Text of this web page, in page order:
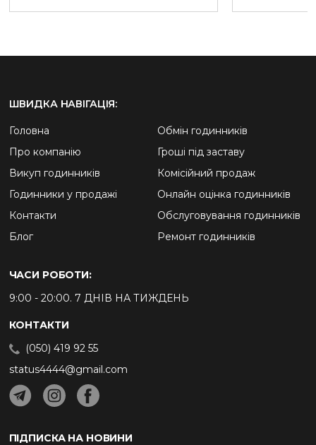
ШВИДКА НАВІГАЦІЯ:
Головна
Про компанію
Викуп годинників
Годинники у продажі
Контакти
Блог
Обмін годинників
Гроші під заставу
Комісійний продаж
Онлайн оцінка годинників
Обслуговування годинників
Ремонт годинників
ЧАСИ РОБОТИ:
9:00 - 20:00. 7 ДНІВ НА ТИЖДЕНЬ
КОНТАКТИ
(050) 419 92 55
status4444@gmail.com
ПІДПИСКА НА НОВИНИ